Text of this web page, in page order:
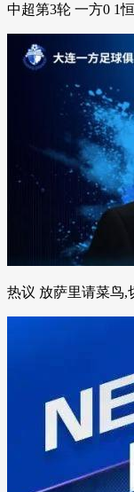
中超第3轮 一方0 1
热议 放萨里请菜鸟,